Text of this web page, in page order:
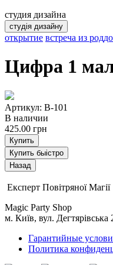
студия дизайна
студія дизайну
открытие встреча из
Цифра 1
Артикул: B-101
В наличии
425.00 грн
Купить
Купить быістро
Експерт Повітряної Магії
Magic Party Shop
м. Київ, вул. Дегтярівська
Гарантийные
Политика